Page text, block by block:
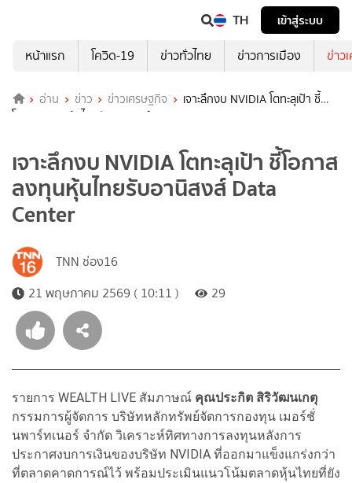
TH
เข้าสู่ระบบ
หน้าแรก
โควิด-19 ข่าวทั่วไทย ข่าวการเมือง ข่าว
อ่าน ข่าว ข่าวเศรษฐกิจ
เจาะลึกงบ NVIDIA โตทะลุเป้า ชี้
โอกาสลงทุนหุ้นไทยรับอานิสงส์ Data Center
เจาะลึกงบ NVIDIA โตทะลุเป้า ชี้โอกาส
ลงทุนหุ้นไทยรับอานิสงส์ Data
Center
TNN ช่อง16
21 พฤษภาคม 2569 ( 10:11 )
29
รายการ WEALTH LIVE สัมภาษณ์ คุณประกิต สิริวัฒนเกตุ
กรรมการผู้จัดการ บริษัทหลักทรัพย์จัดการกองทุน เมอร์ชั่
นพาร์ทเนอร์ จำกัด วิเคราะห์ทิศทางการลงทุนหลังการ
ประกาศงบการเงินของบริษัท NVIDIA ที่ออกมาแข็งแกร่งกว่า
ที่ตลาดคาดการณ์ไว้ พร้อมประเมินแนวโน้มตลาดหุ้นไทยที่ยัง